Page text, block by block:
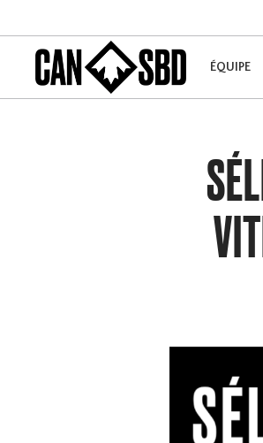
ÉQUIPE